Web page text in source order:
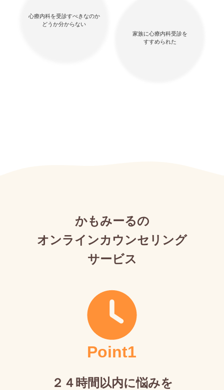
心療内科を受診すべきなのか
どうか分からない
家族に心療内科受診を
すすめられた
かもみーるの
オンラインカウンセリング
サービス
Point1
２４時間以内に悩みを